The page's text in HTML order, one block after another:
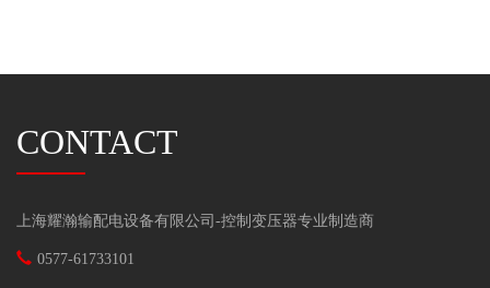
CONTACT
上海耀瀚输配电设备有限公司-控制变压器专业制造商
0577-61733101